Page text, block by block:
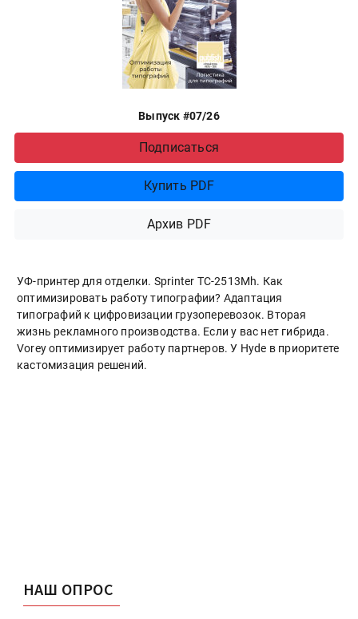
Выпуск #07/26
Подписаться
Купить PDF
Архив PDF
УФ-принтер для отделки. Sprinter ТС-2513Mh. Как
оптимизировать работу типографии? Адаптация
типографий к цифровизации грузоперевозок. Вторая
жизнь рекламного производства. Если у вас нет гибрида.
Vorey оптимизирует работу партнеров. У Hyde в приоритете
кастомизация решений.
НАШ ОПРОС